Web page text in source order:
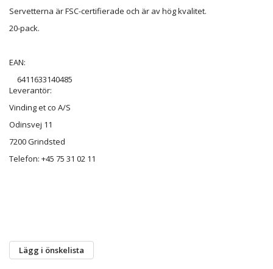
Servetterna är FSC-certifierade och är av hög kvalitet.
20-pack.
EAN:
6411633140485
Leverantör:
Vinding et co A/S
Odinsvej 11
7200 Grindsted
Telefon: +45 75 31 02 11
Lägg i önskelista